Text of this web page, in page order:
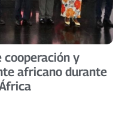
cooperación y
africano durante